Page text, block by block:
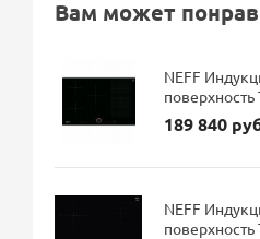
Вам может
NEFF
поверхность
189 840
NEFF